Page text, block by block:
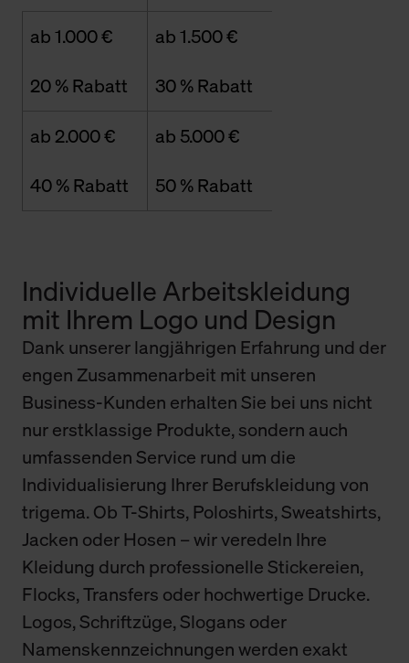
ab 1.000 €
20 % Rabatt
ab 1.500 €
30 % Rabatt
ab 2.000 €
40 % Rabatt
ab 5.000 €
50 % Rabatt
Individuelle Arbeitskleidung
mit Ihrem Logo und Design
Dank unserer langjährigen Erfahrung und der
engen Zusammenarbeit mit unseren
Business-Kunden erhalten Sie bei uns nicht
nur erstklassige Produkte, sondern auch
umfassenden Service rund um die
Individualisierung Ihrer Berufskleidung von
trigema. Ob T-Shirts, Poloshirts, Sweatshirts,
Jacken oder Hosen – wir veredeln Ihre
Kleidung durch professionelle Stickereien,
Flocks, Transfers oder hochwertige Drucke.
Logos, Schriftzüge, Slogans oder
Namenskennzeichnungen werden exakt